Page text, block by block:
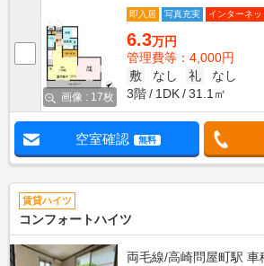
画像 : 17枚
即入居 写真充実 インターネ
6.3万円
管理費等：4,000円
敷
なし 礼
なし
3階
1DK 31.1㎡
空室確認 無料
賃貸ハイツ
コンフォートハイツ
両毛線/高崎問屋町駅 車